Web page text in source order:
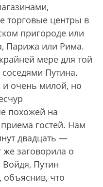
торговые центры в
пригороде или
Парижа или Рима.
мере для той
Путина.
и очень милой, но
похожей на
гостей. Нам
двадцать —
же заговорила о
Путин
объяснив, что